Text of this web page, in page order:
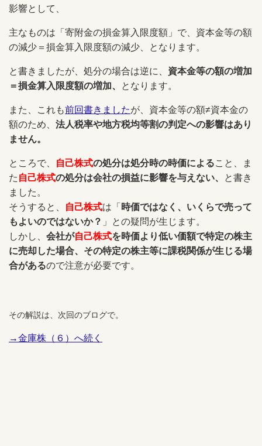
影響として、
主なものは「寄附金の損金算入限度額」で、資本金等の額
の減少＝損金算入限度額の減少、となります。
と書きましたが、処分の場合は逆に、 資本金等の額の増加
＝損金算入限度額の増加、
となります。
また、これも前回書きましたが、資本金等の額≠資本金の
額のため、 法人税率や地方税均等割の判定への影響はあり
ません。
ところで、 自己株式の処分は処分時の時価によること、
ま
た 自己株式の処分は会社の損益に影響を与えない、
と書き
ました。
そうすると、
自己株式は「 時価ではなく、いくらで売って
もよいのではないか？ 」との疑問が生じます。
しかし、 会社が自己株式を時価より低い価額で特定の株主
に売却した場合、その特定の株主等に課税関係が生じる場
合があるので注意が必要です。
その解説は、次回のブログで。
→金庫株（６）へ続く